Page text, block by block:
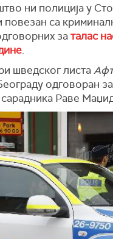
ни полиција у
повезан са
заталас
.
шведског листа
одговоран
Раве